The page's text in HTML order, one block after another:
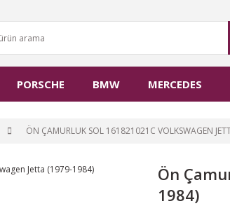
PORSCHE BMW MERCEDES
ÖN ÇAMURLUK SOL 161821021C VOLKSWAGEN
Ön
1984)